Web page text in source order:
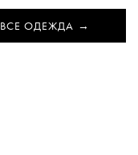
ВСЕ ОДЕЖДА